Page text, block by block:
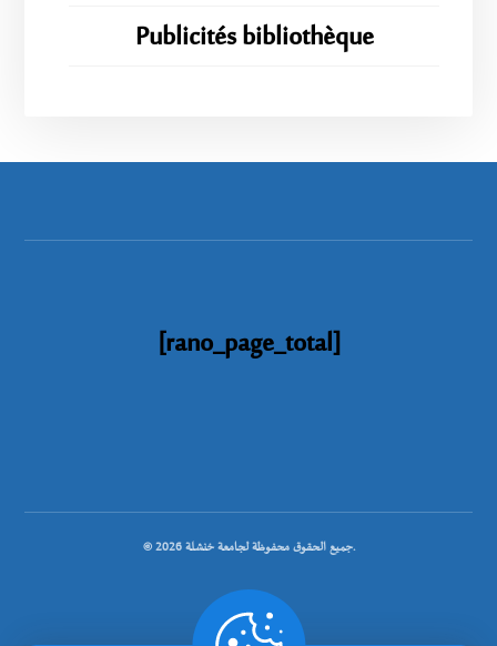
Publicités bibliothèque
[rano_page_total]
© جميع الحقوق محفوظة لجامعة خنشلة 2026.
.